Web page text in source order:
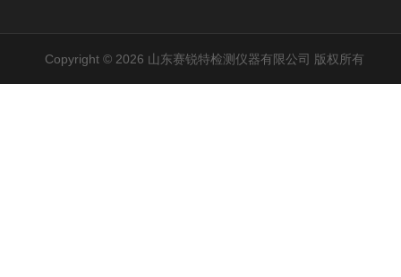
Copyright © 2026 山东赛锐特检测仪器有限公司 版权所有